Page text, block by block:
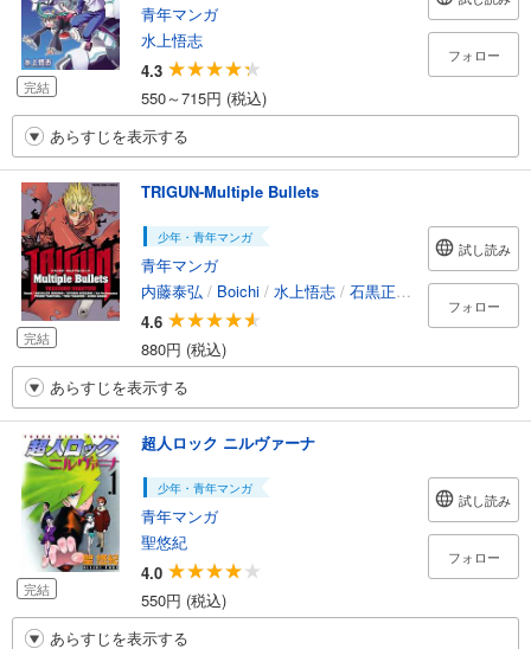
完結
青年マンガ
水上悟志
4.3
550～715円 (税込)
フォロー
あらすじを表示する
完結
TRIGUN-Multiple Bullets
少年・青年マンガ
青年マンガ
内藤泰弘 / Boichi / 水上悟志 / 石黒正数
Ark
4.6
880円 (税込)
試し読み
フォロー
あらすじを表示する
完結
超人ロック ニルヴァーナ
少年・青年マンガ
青年マンガ
聖悠紀
4.0
550円 (税込)
試し読み
フォロー
あらすじを表示する